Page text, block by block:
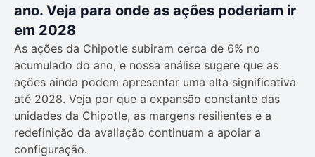
ano. Veja para onde as ações poderiam ir
em 2028
As ações da Chipotle subiram cerca de 6% no
acumulado do ano, e nossa análise sugere que as
ações ainda podem apresentar uma alta significativa
até 2028. Veja por que a expansão constante das
unidades da Chipotle, as margens resilientes e a
redefinição da avaliação continuam a apoiar a
configuração.